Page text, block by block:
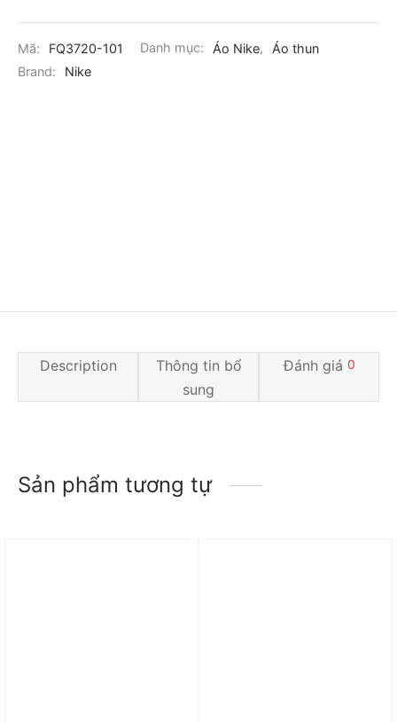
Mã: FQ3720-101 Danh mục: Áo Nike,
Áo thun
Brand:
Nike
Description
Thông tin bổ
sung
Đánh giá 0
Sản phẩm tương tự